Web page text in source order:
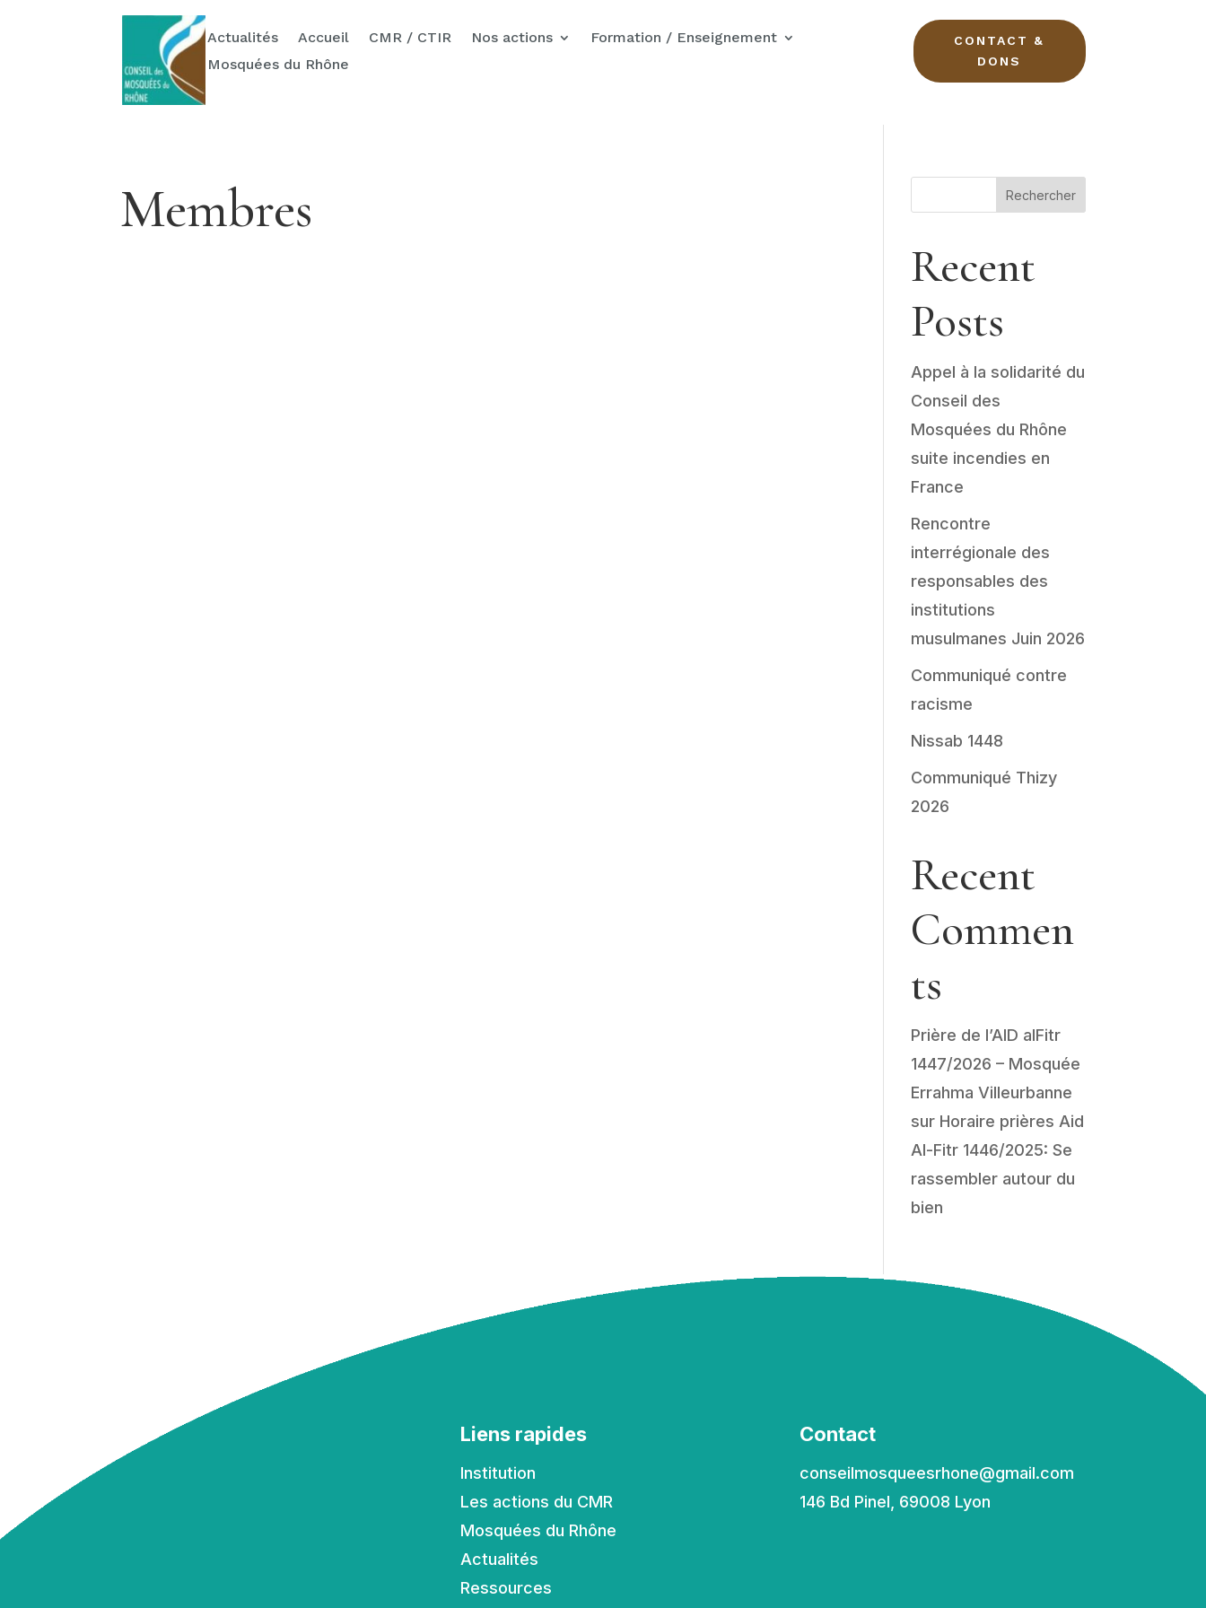
Actualités Accueil CMR / CTIR Nos actions
Formation / Enseignement
Mosquées du Rhône
CONTACT &
DONS
Actualités Ressources
Membres Rechercher
Recent
Posts
Appel à la solidarité du
Conseil des
Mosquées du Rhône
suite incendies en
France
Rencontre
interrégionale des
responsables des
institutions
musulmanes Juin 2026
Communiqué contre
racisme
Nissab 1448
Communiqué Thizy
2026
Recent
Commen
ts
Prière de l’AID alFitr
1447/2026 – Mosquée
Errahma Villeurbanne
sur Horaire prières Aid
Al-Fitr 1446/2025: Se
rassembler autour du
bien
Liens rapides
Institution
Les actions du CMR
Mosquées du Rhône
Actualités
Ressources
Contact
conseilmosqueesrhone@gmail.com
146 Bd Pinel, 69008 Lyon